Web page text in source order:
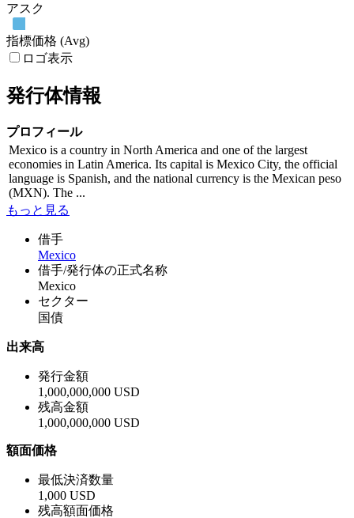
アスク
指標価格 (Avg)
ロゴ表示
発行体情報
プロフィール
Mexico is a country in North America and one of the largest
economies in Latin America. Its capital is Mexico City, the official
language is Spanish, and the national currency is the Mexican peso
(MXN). The ...
もっと見る
借手
Mexico
借手/発行体の正式名称
Mexico
セクター
国債
出来高
発行金額
1,000,000,000 USD
残高金額
1,000,000,000 USD
額面価格
最低決済数量
1,000 USD
残高額面価格